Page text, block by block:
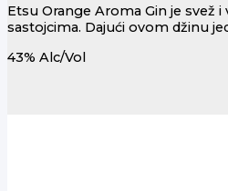
Etsu Orange Aroma Gin je svež
sastojcima. Dajući ovom džinu
43% Alc/Vol